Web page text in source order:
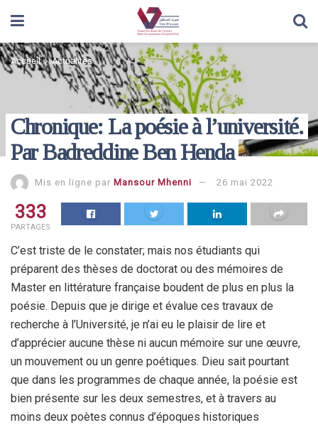
Accueil Actualités
Chronique: La poésie à l’université.
Par Badreddine Ben Henda
Mis en ligne par Mansour Mhenni 26 mai 2022
333
PARTAGES
C’est triste de le constater; mais nos étudiants qui
préparent des thèses de doctorat ou des mémoires de
Master en littérature française boudent de plus en plus la
poésie. Depuis que je dirige et évalue ces travaux de
recherche à l’Université, je n’ai eu le plaisir de lire et
d’apprécier aucune thèse ni aucun mémoire sur une œuvre,
un mouvement ou un genre poétiques. Dieu sait pourtant
que dans les programmes de chaque année, la poésie est
bien présente sur les deux semestres, et à travers au
moins deux poètes connus d’époques historiques